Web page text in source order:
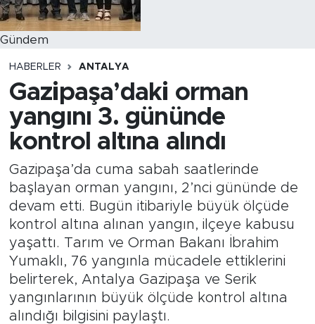
Gündem
HABERLER ANTALYA
Gazipaşa’daki orman
yangını 3. gününde
kontrol altına alındı
Gazipaşa’da cuma sabah saatlerinde
başlayan orman yangını, 2’nci gününde de
devam etti. Bugün itibariyle büyük ölçüde
kontrol altına alınan yangın, ilçeye kabusu
yaşattı. Tarım ve Orman Bakanı İbrahim
Yumaklı, 76 yangınla mücadele ettiklerini
belirterek, Antalya Gazipaşa ve Serik
yangınlarının büyük ölçüde kontrol altına
alındığı bilgisini paylaştı.
Turizm